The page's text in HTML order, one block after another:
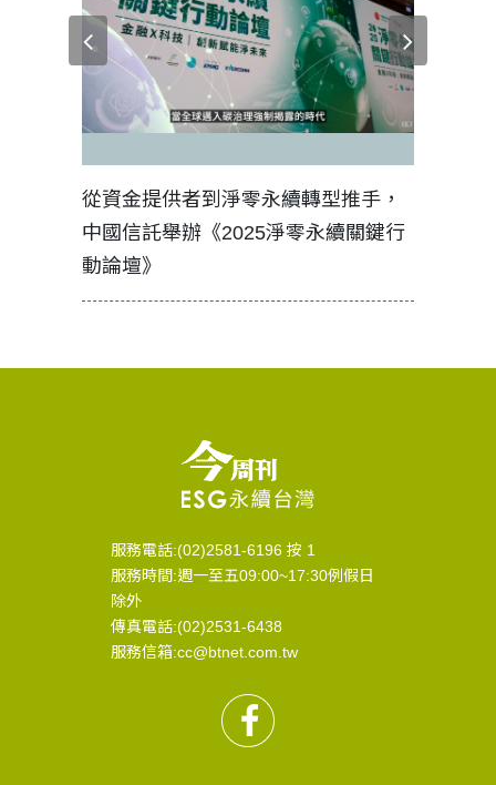
從資金提供者到淨零永續轉型推手，
中國信託舉辦《2025淨零永續關鍵行
動論壇》
服務電話:(02)2581-6196 按 1
服務時間:週一至五09:00~17:30例假日
除外
傳真電話:(02)2531-6438
服務信箱:cc@btnet.com.tw